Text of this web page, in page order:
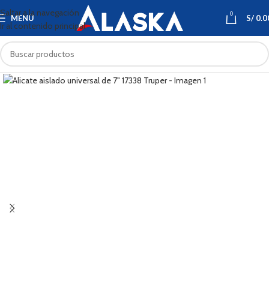
Saltar a la navegación
Ir al contenido principal
MENÚ 0 S/